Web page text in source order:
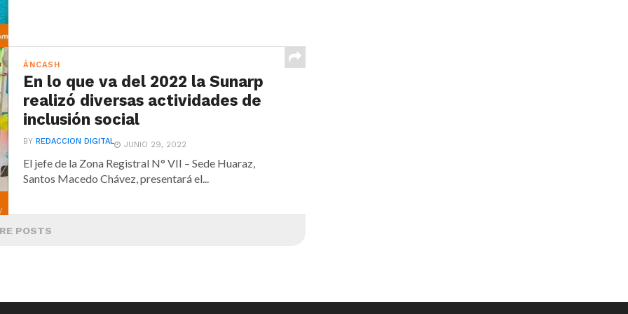
ÁNCASH
En lo que va del 2022 la Sunarp
realizó diversas actividades de
inclusión social
BYREDACCION DIGITAL JUNIO 29, 2022
El jefe de la Zona Registral N° VII – Sede Huaraz,
Santos Macedo Chávez, presentará el...
POSTS